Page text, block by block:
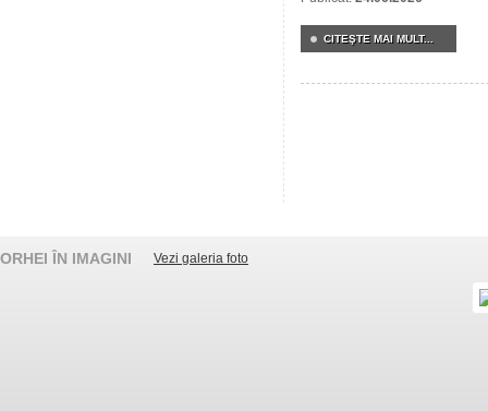
CITEŞTE MAI MULT...
ORHEI ÎN IMAGINI Vezi galeria foto